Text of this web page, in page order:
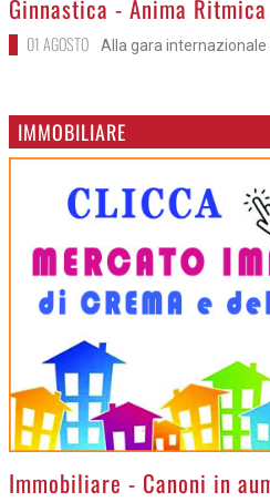
Ginnastica - Anima
01 AGOSTO Alla gara internazionale
IMMOBILIARE
>Immobiliare - Canoni in